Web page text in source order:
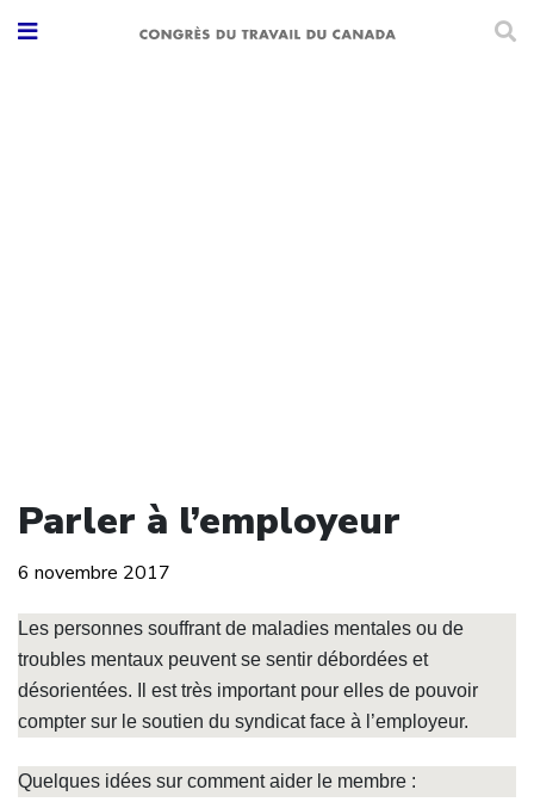
Parler à l’employeur
6 novembre 2017
Les personnes souffrant de maladies mentales ou de
troubles mentaux peuvent se sentir débordées et
désorientées. Il est très important pour elles de pouvoir
compter sur le soutien du syndicat face à l’employeur.
Quelques idées sur comment aider le membre :